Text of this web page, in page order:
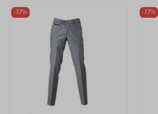
-17% -17%